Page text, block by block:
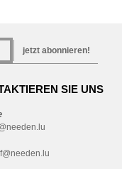
jetzt abonnieren!
SIE UNS